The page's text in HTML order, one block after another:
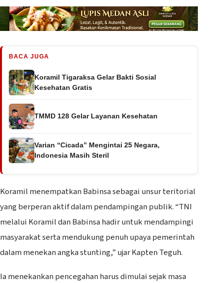
BACA JUGA
Koramil Tigaraksa Gelar Bakti Sosial
Kesehatan Gratis
TMMD 128 Gelar Layanan Kesehatan
Varian “Cicada” Mengintai 25 Negara,
Indonesia Masih Steril
Koramil menempatkan Babinsa sebagai unsur teritorial
yang berperan aktif dalam pendampingan publik. “TNI
melalui Koramil dan Babinsa hadir untuk mendampingi
masyarakat serta mendukung penuh upaya pemerintah
dalam menekan angka stunting,” ujar Kapten Teguh.
Ia menekankan pencegahan harus dimulai sejak masa